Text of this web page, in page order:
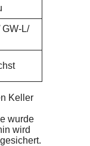
GW-L/
Keller
wurde
wird